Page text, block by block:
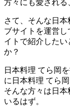
方々にも愛される
さて、そんな日
ブサイトを運営
イトで紹介した
か？
日本料理 てら岡
に日本料理 てら
そんな方々は日
いるはず。